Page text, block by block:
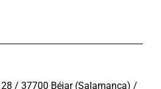
/ 37700 Béjar (Salamanca) /